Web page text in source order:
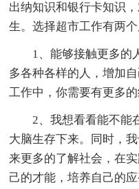
出纳知识和银行卡知识
生。选择超市工作有两
1、能够接触更多的
多各种各样的人，增加
工作中，你需要有更多的
2、我想看看能不能
大脑生存下来。同时，
来更多的了解社会，在
己的才能，培养自己的